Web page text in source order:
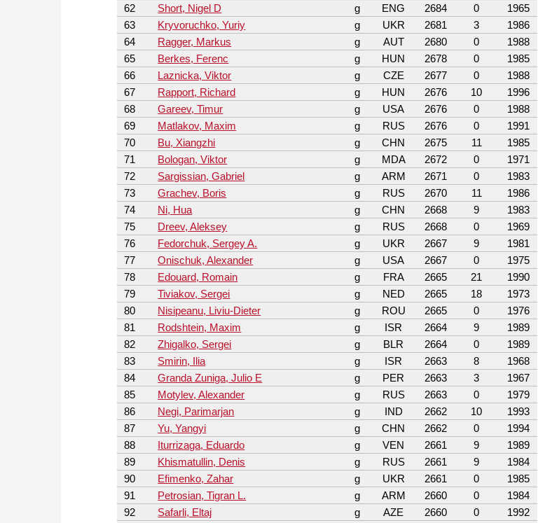
62
Short, Nigel D g ENG 2684 0
1965
63
Kryvoruchko, Yuriy g UKR 2681 3
1986
64
Ragger, Markus g AUT 2680 0
1988
65
Berkes, Ferenc g HUN 2678 0
1985
66
Laznicka, Viktor g CZE 2677 0
1988
67
Rapport, Richard g HUN 2676 10
1996
68
Gareev, Timur g USA 2676 0
1988
69
Matlakov, Maxim g RUS 2676 0
1991
70
Bu, Xiangzhi g CHN 2675 11
1985
71
Bologan, Viktor g MDA 2672 0
1971
72
Sargissian, Gabriel g ARM 2671 0
1983
73
Grachev, Boris g RUS 2670 11
1986
74
Ni, Hua g CHN 2668 9
1983
75
Dreev, Aleksey g RUS 2668 0
1969
76
Fedorchuk, Sergey A. g UKR 2667 9
1981
77
Onischuk, Alexander g USA 2667 0
1975
78
Edouard, Romain g FRA 2665 21
1990
79
Tiviakov, Sergei g NED 2665 18
1973
80
Nisipeanu, Liviu-Dieter g ROU 2665 0
1976
81
Rodshtein, Maxim g ISR 2664 9
1989
82
Zhigalko, Sergei g BLR 2664 0
1989
83
Smirin, Ilia g ISR 2663 8
1968
84
Granda Zuniga, Julio E g PER 2663 3
1967
85
Motylev, Alexander g RUS 2663 0
1979
86
Negi, Parimarjan g IND 2662 10
1993
87
Yu, Yangyi g CHN 2662 0
1994
88
Iturrizaga, Eduardo g VEN 2661 9
1989
89
Khismatullin, Denis g RUS 2661 9
1984
90
Efimenko, Zahar g UKR 2661 0
1985
91
Petrosian, Tigran L. g ARM 2660 0
1984
92
Safarli, Eltaj g AZE 2660 0 1992